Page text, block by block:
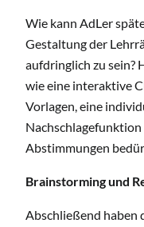
Wie kann AdLer
Gestaltung der
aufdringlich zu sein?
wie eine interaktive
Vorlagen, eine
Abstimmungen
Brainstorming und
Abschließend haben